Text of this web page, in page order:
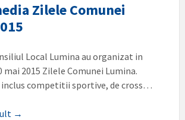
Zilele Comunei
Local Lumina au organizat in
mai 2015 Zilele Comunei Lumina.
inclus competitii sportive, de cross…
→